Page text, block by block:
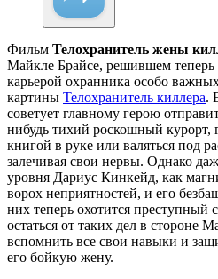
Фильм Телохранитель жены
Майкле Брайсе, решившем теперь
карьерой охранника особо
картины Телохранитель киллера.
советует главному герою
нибудь тихий роскошный курорт,
книгой в руке или валяться под
залечивая свои нервы. Однако
уровня Дариус Кинкейд, как
ворох неприятностей, и его
них теперь охотится преступный
остаться от таких дел в стороне
вспомнить все свои навыки и
его бойкую жену.